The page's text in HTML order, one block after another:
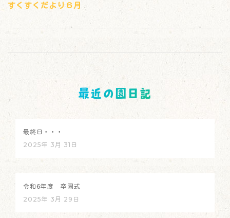
すくすくだより６月
最近の園日記
最終日・・・
2025年 3月 31日
令和6年度 卒園式
2025年 3月 29日